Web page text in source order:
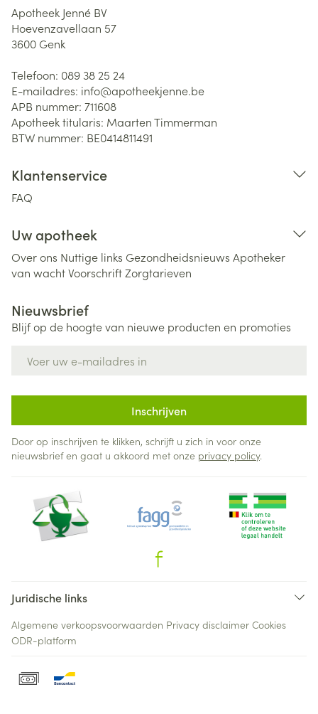
Apotheek Jenné BV
Hoevenzavellaan 57
3600 Genk
Telefoon: 089 38 25 24
E-mailadres: info@apotheekjenne.be
APB nummer: 711608
Apotheek titularis: Maarten Timmerman
BTW nummer: BE0414811491
Klantenservice
FAQ
Uw apotheek
Over ons Nuttige links Gezondheidsnieuws Apotheker
van wachtVoorschriftZorgtarieven
Nieuwsbrief
Blijf op de hoogte van nieuwe producten en promoties
Inschrijven
Door op inschrijven te klikken, schrijft u zich in voor onze
nieuwsbrief en gaat u akkoord met onze privacy policy.
Juridische links
Algemene verkoopsvoorwaarden Privacy disclaimer Cookies
ODR-platform